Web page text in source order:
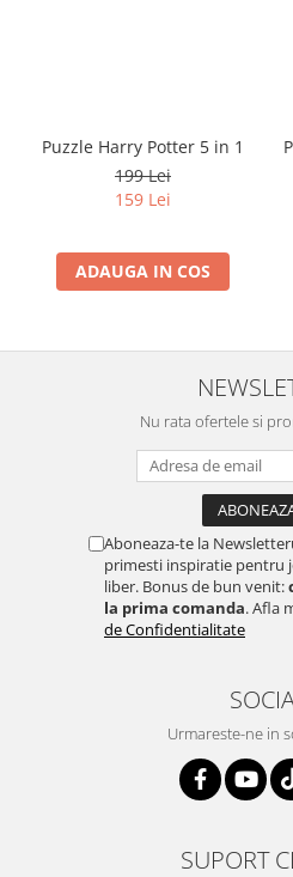
Puzzle Harry Potter 5 in 1
199 Lei
159 Lei
ADAUGA IN COS
Nu rata ofertele si
Aboneaza-te la
primesti inspiratie pentru
liber. Bonus de bun venit:
la prima comanda. Afla
de Confidentialitate
Urmareste-ne in
SUPORT